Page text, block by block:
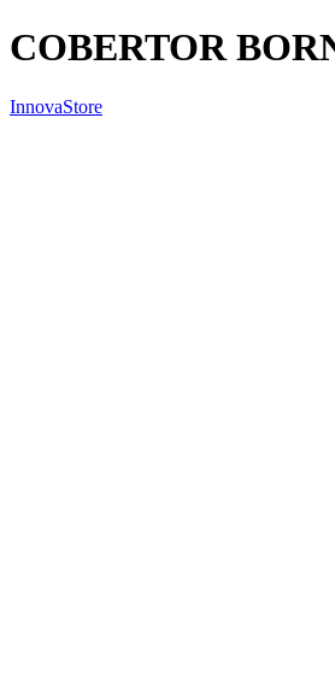
COBERTOR
InnovaStore